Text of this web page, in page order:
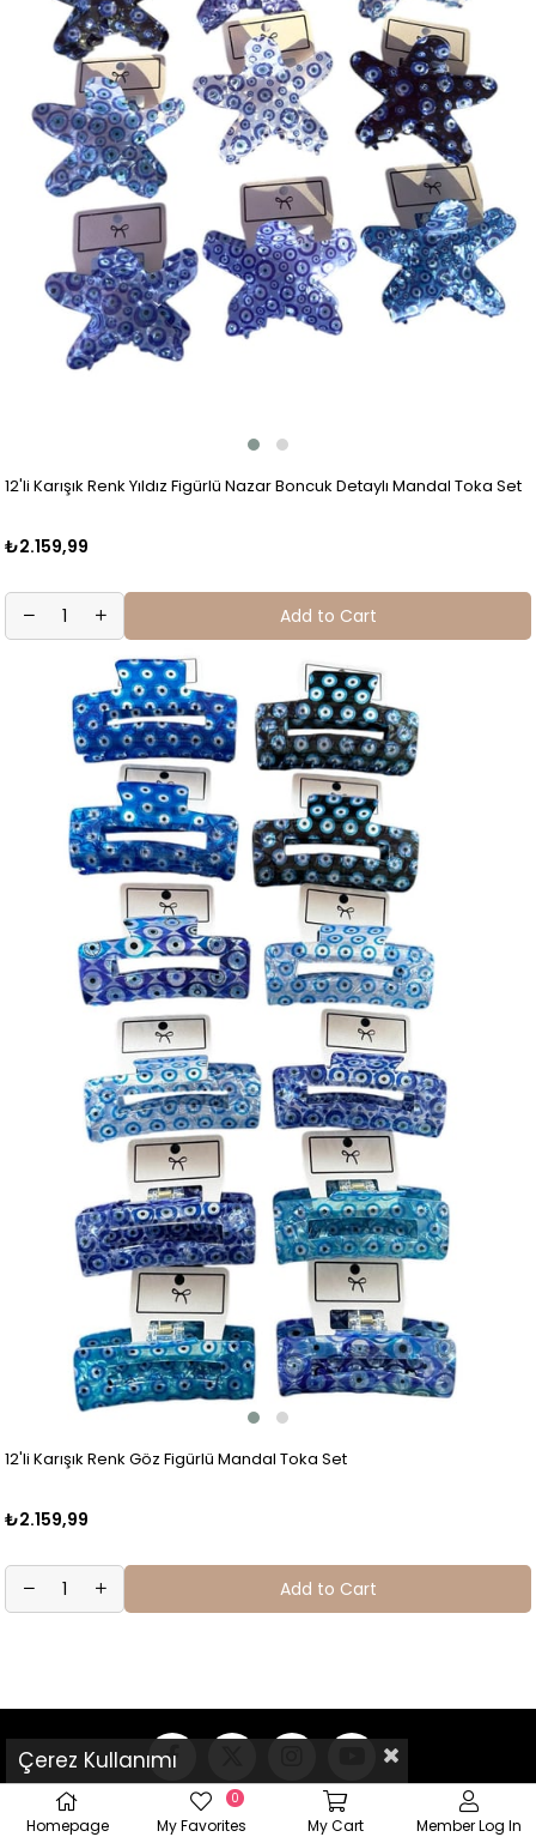
12'li Karışık Renk Yıldız Figürlü Nazar Boncuk Detaylı Mandal Toka Set
₺2.159,99
Add to Cart
12'li Karışık Renk Göz Figürlü Mandal Toka Set
₺2.159,99
Add to Cart
Çerez Kullanımı
Homepage My Favorites
0
My Cart Member Log In